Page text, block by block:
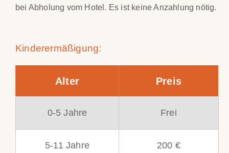
bei Abholung vom Hotel. Es ist keine Anzahlung nötig.
Kinderermäßigung:
Alter Preis
0-5 Jahre Frei
5-11 Jahre 200 €